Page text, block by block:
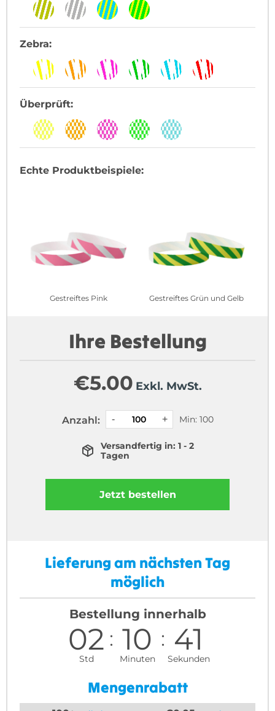
Zebra:
Überprüft:
Echte Produktbeispiele:
Gestreiftes Pink Gestreiftes Grün und Gelb
Ihre Bestellung
€5.00 Exkl. MwSt.
Anzahl: Min: 100
Versandfertig in: 1 - 2
Tagen
Jetzt bestellen
Lieferung am nächsten Tag
möglich
Bestellung innerhalb
02
Std
10
Minuten
41
Sekunden
Mengenrabatt